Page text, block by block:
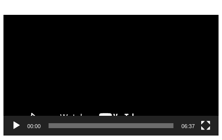
00:00 06:37